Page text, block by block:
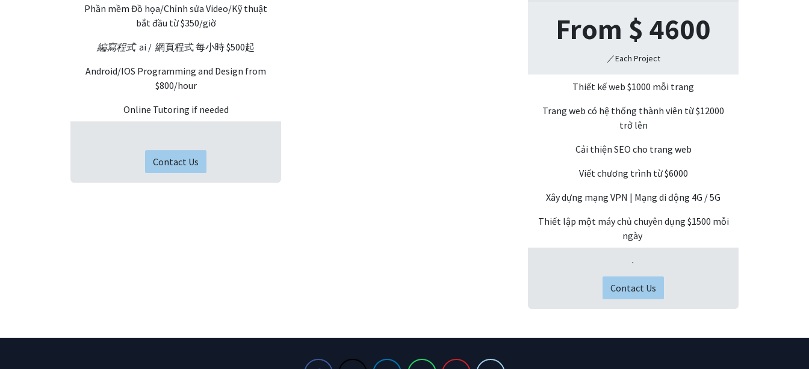
Phần mềm Đồ họa/Chỉnh sửa Video/Kỹ thuật
bắt đầu từ $350/giờ
編寫程式ai / 網頁程式 每小時 $500起
Android/IOS Programming and Design from
$800/hour
Online Tutoring if needed
Contact Us​
From $ 4600
／Each Project
Thiết kế web $1000 mỗi trang
Trang web có hệ thống thành viên từ $12000
trở lên
Cải thiện SEO cho trang web
Viết chương trình từ $6000
Xây dựng mạng VPN | Mạng di động 4G / 5G
Thiết lập một máy chủ chuyên dụng $1500 mỗi
ngày
.
Contact Us​